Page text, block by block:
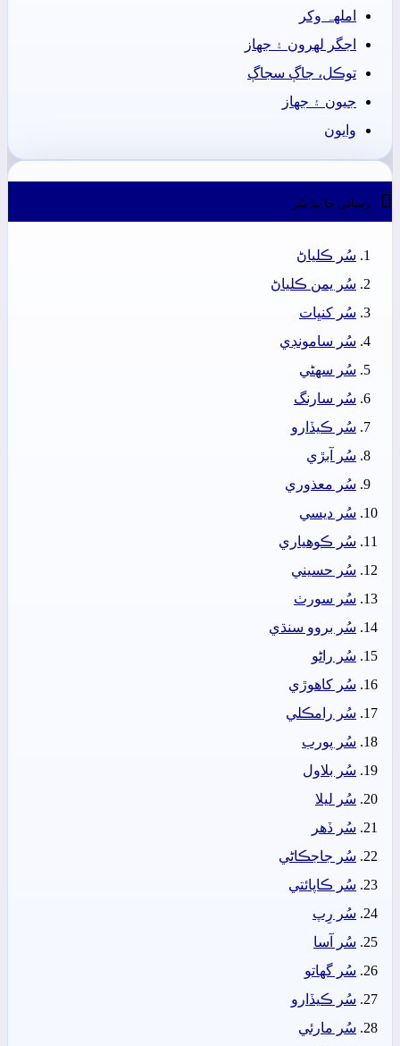
املهہ وکر
اجگر لھرون ۽ جھاز
توڪل، جاڳ سجاڳ
جيون ۽ جھاز
وايون
 رسالي جا ٻيا سُر
سُر ڪلياڻ
سُر يمن ڪلياڻ
سُر کنڀات
سُر سامونڊي
سُر سھڻي
سُر سارنگ
سُر ڪيڏارو
سُر آبڙي
سُر معذوري
سُر ديسي
سُر ڪوھياري
سُر حسيني
سُر سورٺ
سُر بروو سنڌي
سُر راڻو
سُر کاھوڙي
سُر رامڪلي
سُر پورب
سُر بلاول
سُر ليلا
سُر ڏھر
سُر جاجڪاڻي
سُر ڪاپائتي
سُر رِپ
سُر آسا
سُر گهاتو
سُر ڪيڏارو
سُر مارئي